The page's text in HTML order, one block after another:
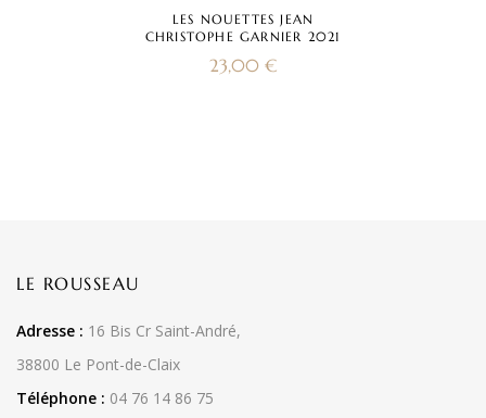
LES NOUETTES JEAN
CHRISTOPHE GARNIER 2021
23,00 €
LE ROUSSEAU
Adresse : 16 Bis Cr Saint-André,
38800 Le Pont-de-Claix
Téléphone : 04 76 14 86 75